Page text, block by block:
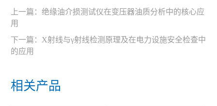
上一篇：绝缘油介损测试仪在变压器油质分析中的核心应
用
下一篇： X射线与γ射线检测原理及在电力设施安全检查中
的应用
相关产品